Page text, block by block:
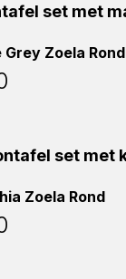
Zoela Rond
Zoela Rond